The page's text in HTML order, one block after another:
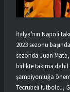
İtalya'nın Napoli
2023 sezonu
sezonda Juan
birlikte takıma dahil
şampiyonluğa
Tecrübeli futbolcu,